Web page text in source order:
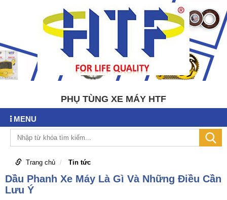
PHỤ TÙNG XE MÁY HTF
MENU
Trang chủ Tin tức
Dầu Phanh Xe Máy Là Gì Và Những Điều Cần
Lưu Ý